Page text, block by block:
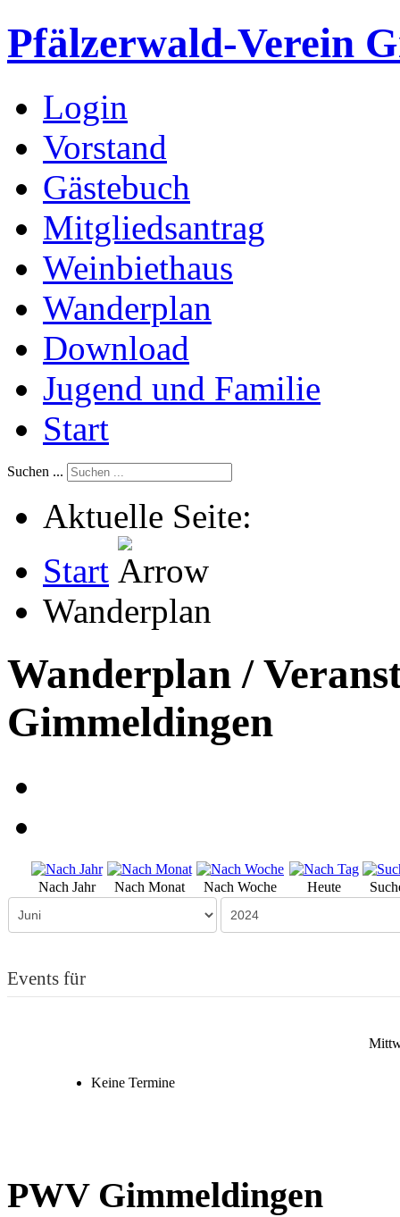
Pfälzerwald-Verein
Login
Vorstand
Gästebuch
Mitgliedsantrag
Weinbiethaus
Wanderplan
Download
Jugend und Familie
Start
Suchen ...
Aktuelle Seite:
Start
Wanderplan
Wanderplan /
Gimmeldingen
Nach Jahr Nach Monat Nach Woche Heute
Events für
Keine Termine
PWV Gimmeldingen